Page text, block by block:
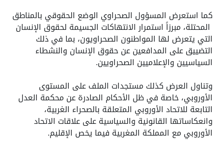
كما استعرض المسؤول الصحراوي الوضع الحقوقي بالمناطق
المحتلة، مبرزاً استمرار الانتهاكات الجسيمة لحقوق الإنسان
التي يتعرض لها المواطنون الصحراويون، بما في ذلك
التضييق على المدافعين عن حقوق الإنسان والنشطاء
السياسيين والإعلاميين الصحراويين.
وتناول العرض كذلك مستجدات الملف على المستوى
الأوروبي، خاصة في ظل الأحكام الصادرة عن محكمة العدل
التابعة للاتحاد الأوروبي المتعلقة بالصحراء الغربية،
وانعكاساتها القانونية والسياسية على علاقات الاتحاد
الأوروبي مع المملكة المغربية فيما يخص الإقليم.